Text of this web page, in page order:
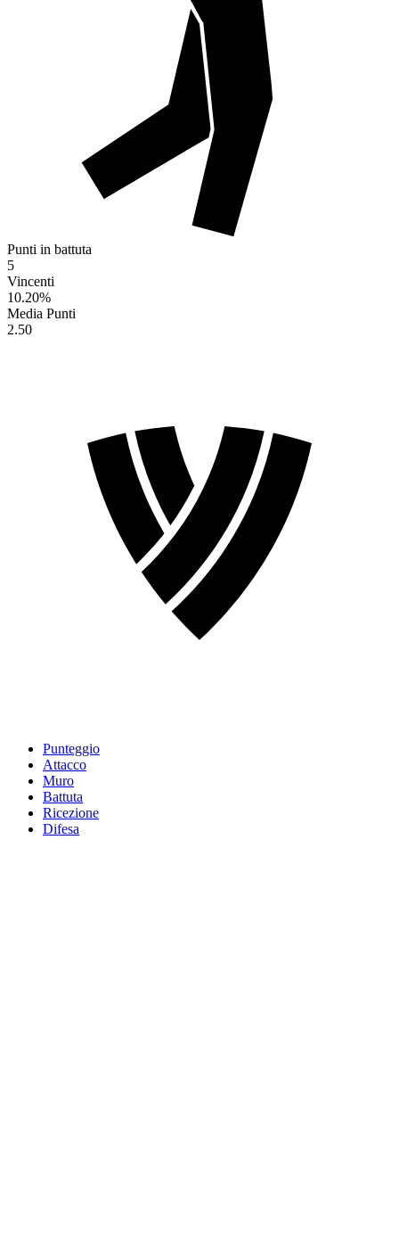
Punti in battuta
5
Vincenti
10.20%
Media Punti
2.50
Punteggio
Attacco
Muro
Battuta
Ricezione
Difesa